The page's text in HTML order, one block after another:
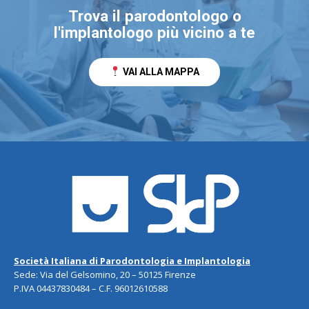
Trova il parodontologo o
l'implantologo più vicino a te
VAI ALLA MAPPA
Società Italiana di Parodontologia e Implantologia
Sede: Via del Gelsomino, 20 – 50125 Firenze
P.IVA 04437830484 – C.F. 96012610588